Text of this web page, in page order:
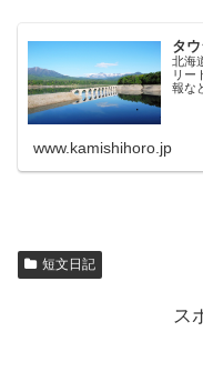
タ
北海
リー
報な
www.kamishihoro.jp
短文日記
ス